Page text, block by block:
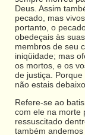
Deus. Assim
pecado, mas
portanto, o
obedeçais às
membros de seu
iniqüidade; mas
os mortos, e os
de justiça.
não estais
Refere-se ao
com ele na morte
ressuscitado
também andemos